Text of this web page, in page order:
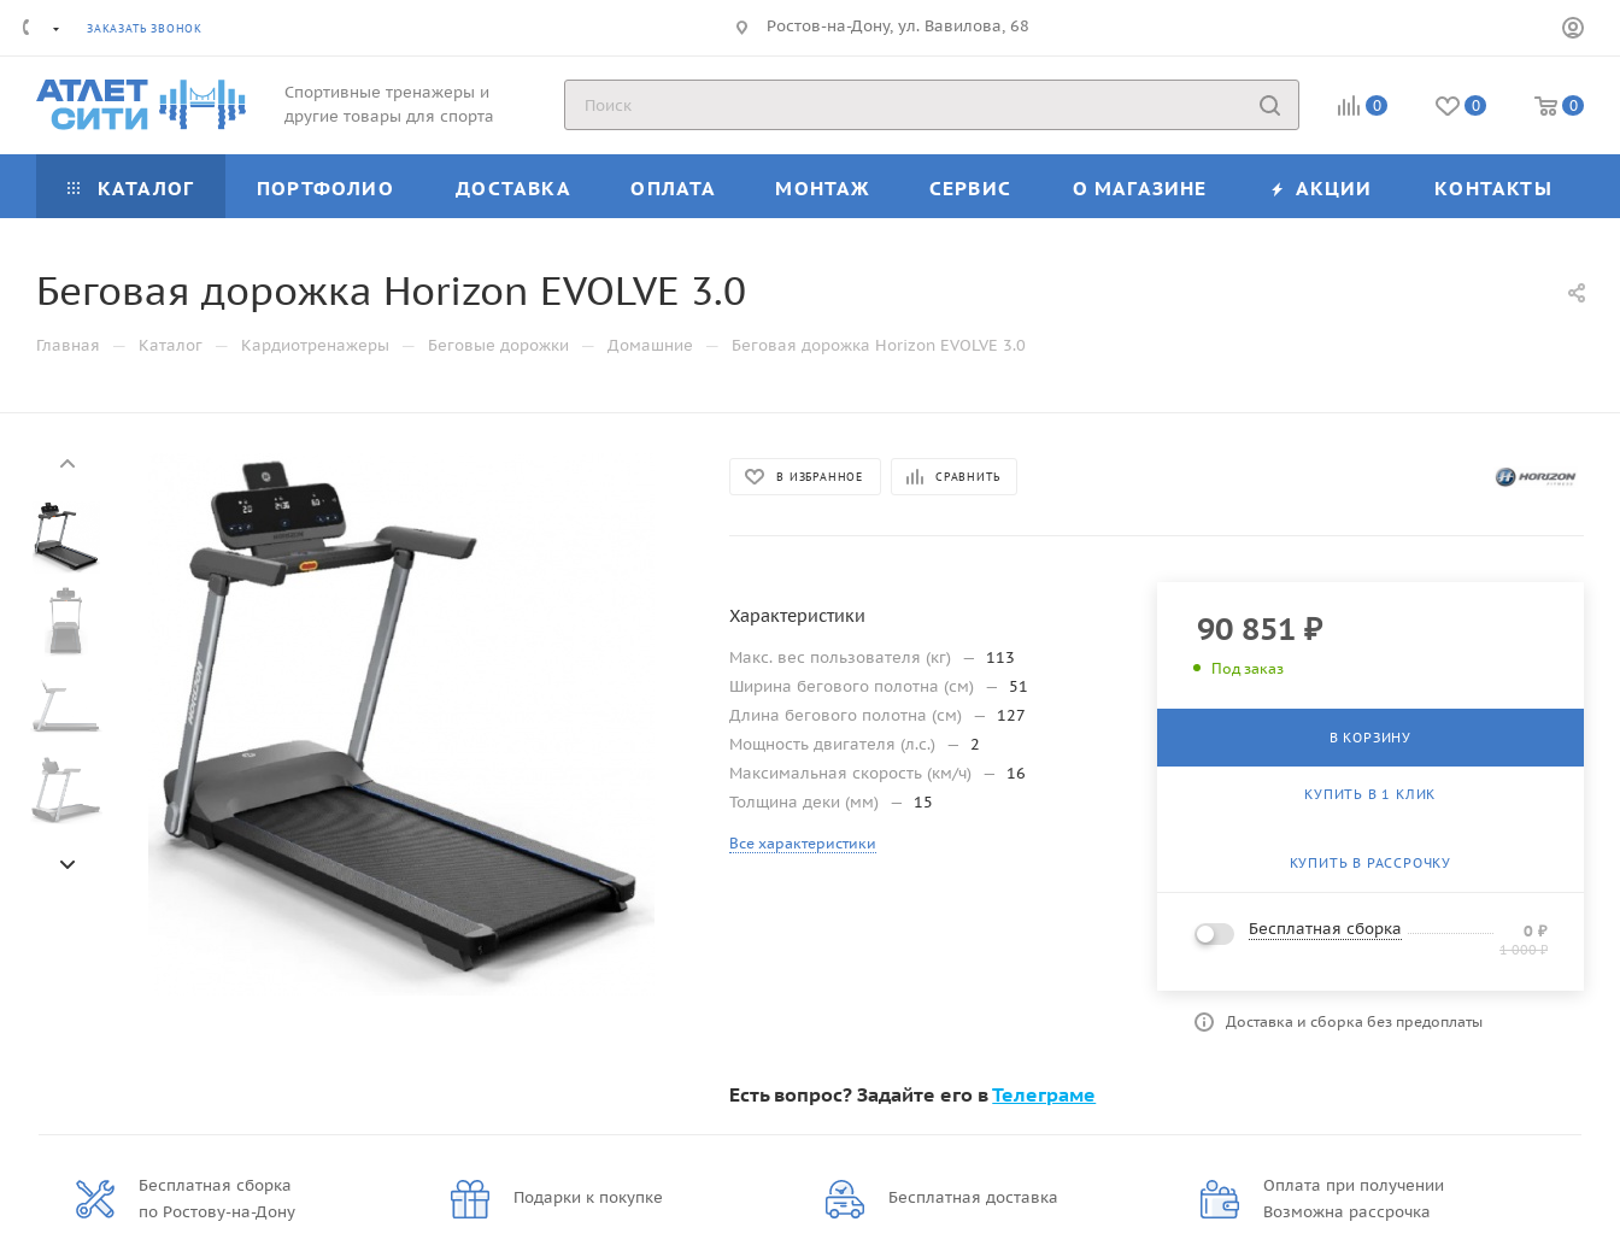
ЗАКАЗАТЬ ЗВОНОК Ростов-на-Дону, ул. Вавилова, 68
Спортивные тренажеры и
другие товары для спорта
0 0 0
КАТАЛОГ ПОРТФОЛИО ДОСТАВКА ОПЛАТА МОНТАЖ СЕРВИС О МАГАЗИНЕ АКЦИИ КОНТАКТЫ
Беговая дорожка Horizon EVOLVE 3.0
Главная — Каталог — Кардиотренажеры — Беговые дорожки — Домашние — Беговая дорожка Horizon EVOLVE 3.0
В ИЗБРАННОЕ СРАВНИТЬ
Характеристики
Макс. вес пользователя (кг) —
113
Ширина бегового полотна (см)
—
51
Длина бегового полотна (см)
—
127
Мощность двигателя (л.с.)
—
2
Максимальная скорость (км/ч)
—
16
Толщина деки (мм)
— 15
Все характеристики
90 851 ₽
Под заказ
В КОРЗИНУ
КУПИТЬ В 1 КЛИК
КУПИТЬ В РАССРОЧКУ
Бесплатная сборка 0₽
1 000₽
Доставка и сборка без предоплаты
Есть вопрос? Задайте его вТелеграме
Бесплатная сборка
по Ростову-на-Дону
Подарки к покупке Бесплатная доставка
Оплата при получении
Возможна рассрочка